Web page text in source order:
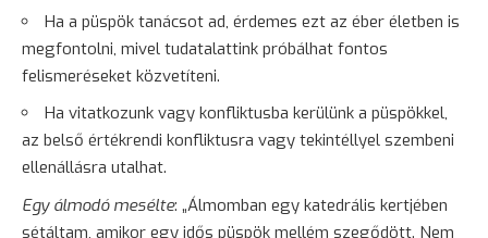
Ha a püspök tanácsot ad, érdemes ezt az éber életben is
megfontolni, mivel tudatalattink próbálhat fontos
felismeréseket közvetíteni.
Ha vitatkozunk vagy konfliktusba kerülünk a püspökkel,
az belső értékrendi konfliktusra vagy tekintéllyel szembeni
ellenállásra utalhat.
Egy álmodó mesélte: „Álmomban egy katedrális kertjében
sétáltam, amikor egy idős püspök mellém szegődött. Nem